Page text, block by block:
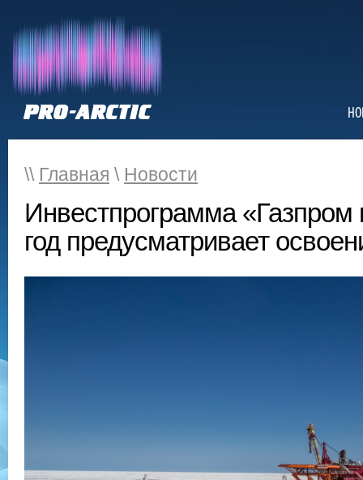
\\ Главная \ Новости
Инвестпрограмма
год предусматривает